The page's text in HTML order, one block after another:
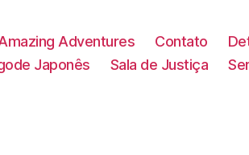
Adventures Contato
Japonês
Sala de Justiça